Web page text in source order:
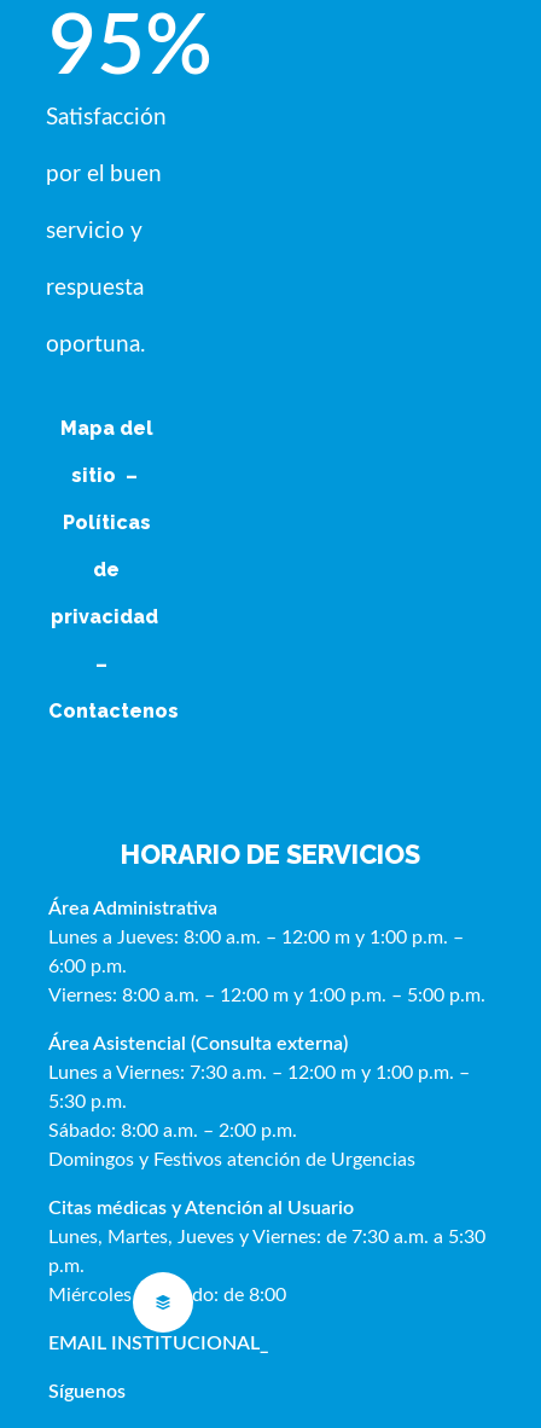
Satisfacción
por el buen
servicio y
respuesta
oportuna.
95%
Mapa del
sitio –
Políticas
de
privacidad
–
Contactenos
HORARIO DE SERVICIOS
Área Administrativa
Lunes a Jueves: 8:00 a.m. – 12:00 m y 1:00 p.m. –
6:00 p.m.
Viernes: 8:00 a.m. – 12:00 m y 1:00 p.m. – 5:00 p.m.
Área Asistencial (Consulta externa)
Lunes a Viernes: 7:30 a.m. – 12:00 m y 1:00 p.m. –
5:30 p.m.
Sábado: 8:00 a.m. – 2:00 p.m.
Domingos y Festivos atención de Urgencias
Citas médicas y Atención al Usuario
Lunes, Martes, Jueves y Viernes: de 7:30 a.m. a 5:30
p.m.
Miércoles y Sábado: de 8:00
EMAIL INSTITUCIONAL
Síguenos